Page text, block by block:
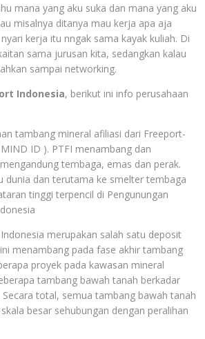
mana yang aku suka dan mana yang aku
misalnya ditanya mau kerja apa aja
kerja itu nngak sama kayak kuliah. Di
sama jurusan kita, sedangkan kalau
sampai networking.
Indonesia, berikut ini info perusahaan
tambang mineral afiliasi dari Freeport-
ID ). PTFI menambang dan
tembaga, emas dan perak.
dunia dan terutama ke smelter tembaga
tinggi terpencil di Pengunungan
merupakan salah satu deposit
menambang pada fase akhir tambang
proyek pada kawasan mineral
tambang bawah tanah berkadar
total, semua tambang bawah tanah
besar sehubungan dengan peralihan